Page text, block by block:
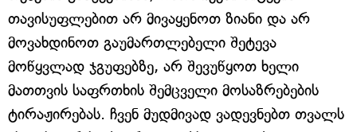
თავისუფლებით არ მივაყენოთ ზიანი და არ
მოვახდინოთ გაუმართლებელი შეტევა
მოწყვლად ჯგუფებზე, არ შევუწყოთ ხელი
მათთვის საფრთხის შემცველი მოსაზრებების
ტირაჟირებას. ჩვენ მუდმივად ვადევნებთ თვალს